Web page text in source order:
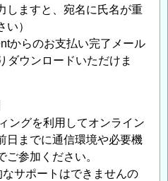
しますと、宛名に氏名が重
）
からのお支払い完了メール
ダウンロードいただけま
ングを利用してオンライン
日までに通信環境や必要機
参加ください。
サポートはできませんの